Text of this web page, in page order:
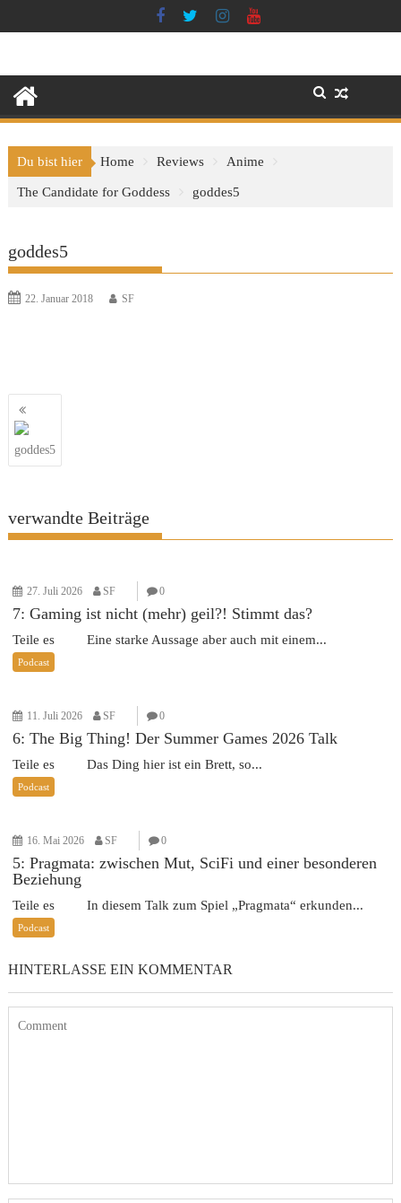
to
Du bist hier Home Reviews Anime
The Candidate for Goddess goddes5
goddes5
22. Januar 2018 SF
Beitragsnavigation
goddes5
verwandte Beiträge
27. Juli 2026 SF 0
7: Gaming ist nicht (mehr) geil?! Stimmt das?
Teile es Eine starke Aussage aber auch mit einem...
Podcast
11. Juli 2026 SF 0
6: The Big Thing! Der Summer Games 2026 Talk
Teile es Das Ding hier ist ein Brett, so...
Podcast
16. Mai 2026 SF 0
5: Pragmata: zwischen Mut, SciFi und einer besonderen
Beziehung
Teile es In diesem Talk zum Spiel „Pragmata“ erkunden...
Podcast
HINTERLASSE EIN KOMMENTAR